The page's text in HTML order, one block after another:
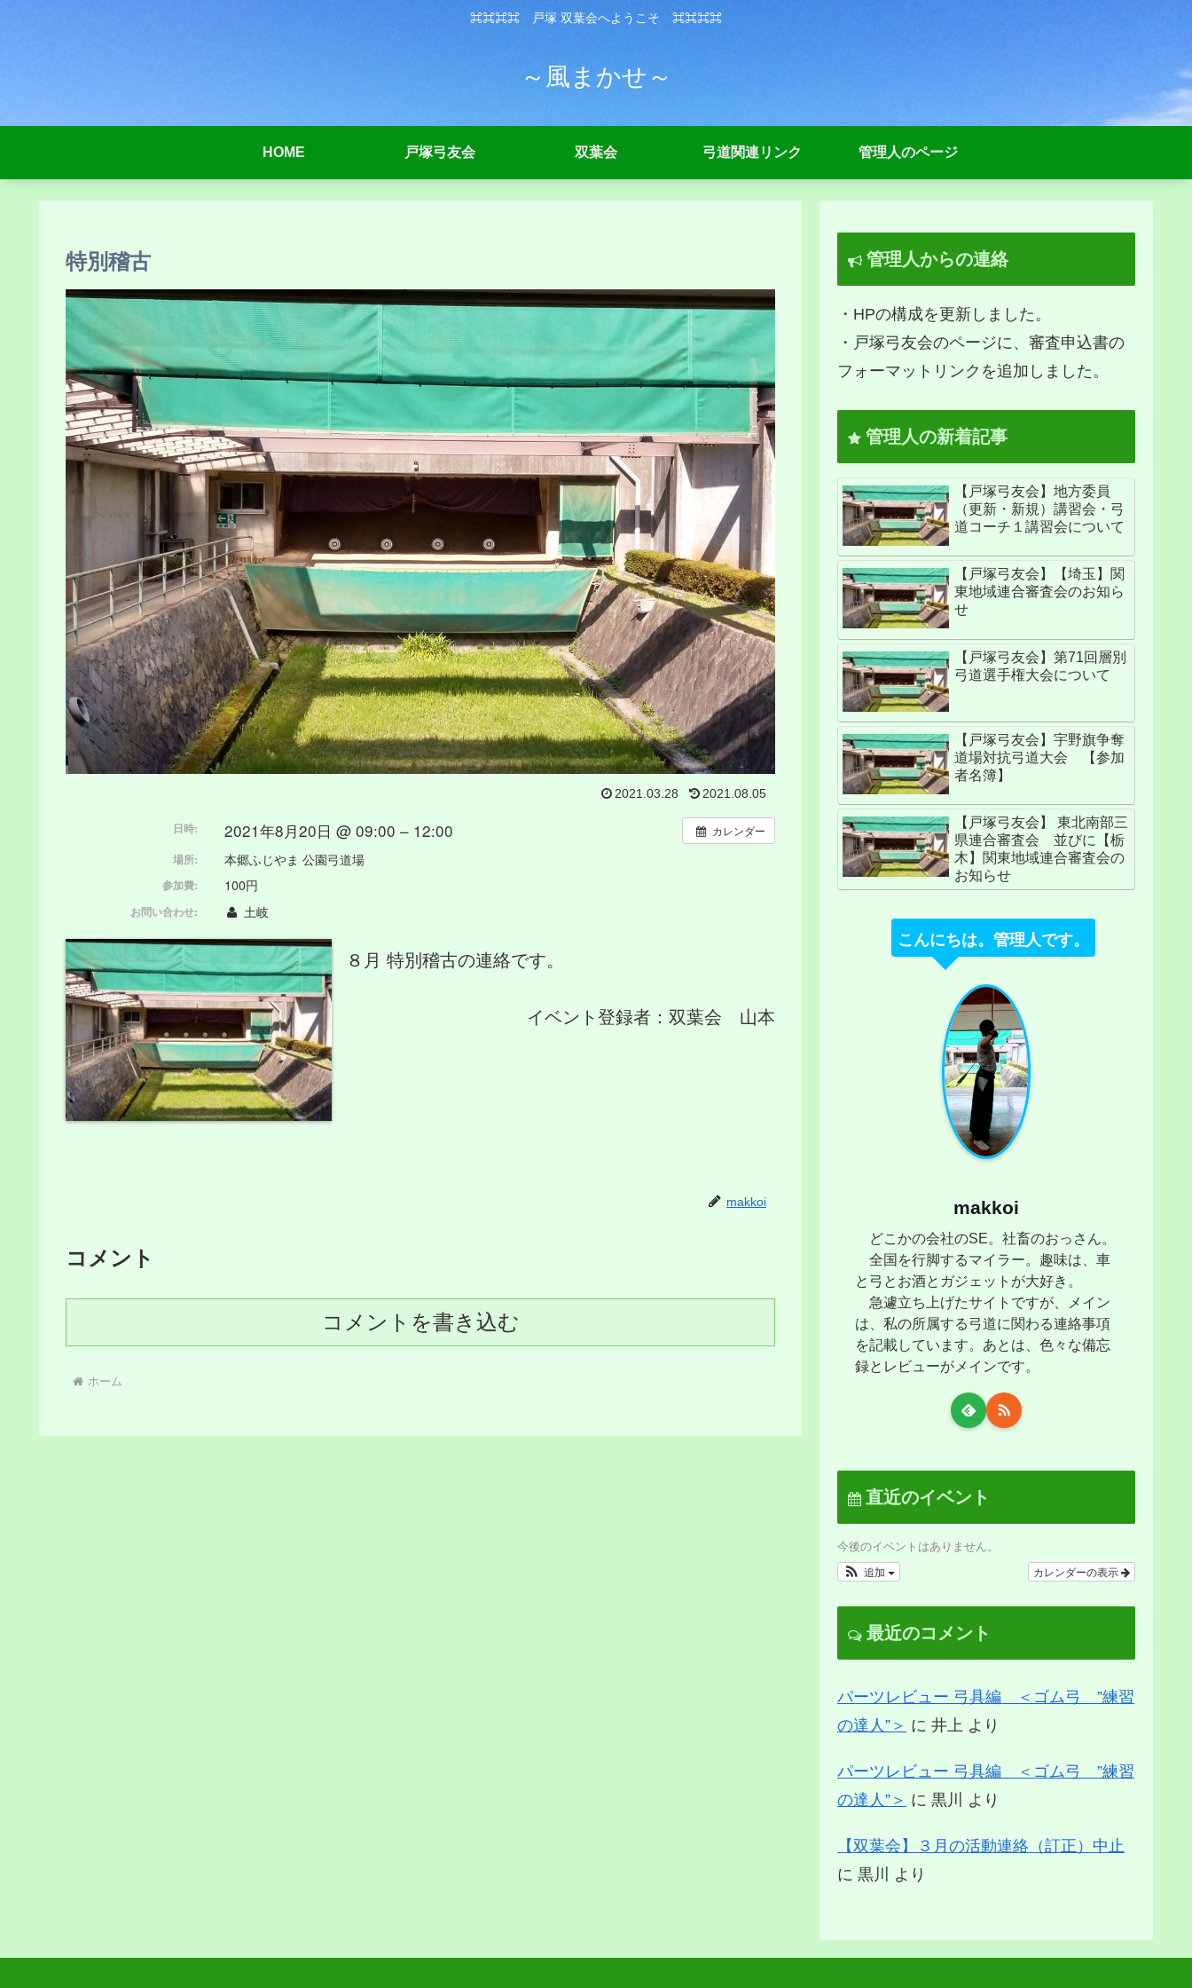
⌘⌘⌘⌘ 戸塚 双葉会へようこそ ⌘⌘⌘⌘
～風まかせ～
HOME 戸塚弓友会 双葉会 弓道関連リンク 管理人のページ
特別稽古
2021.03.28 2021.08.05
カレンダー
日時: 2021年8月20日 @ 09:00 – 12:00
場所: 本郷ふじやま 公園弓道場
参加費: 100円
お問い合わせ: 土岐
８月 特別稽古の連絡です。
イベント登録者：双葉会 山本
makkoi
コメント
コメントを書き込む
ホーム
管理人からの連絡
・HPの構成を更新しました。
・戸塚弓友会のページに、審査申込書の
フォーマットリンクを追加しました。
管理人の新着記事
【戸塚弓友会】地方委員
（更新・新規）講習会・弓
道コーチ１講習会について
【戸塚弓友会】【埼玉】関
東地域連合審査会のお知ら
せ
【戸塚弓友会】第71回層別
弓道選手権大会について
【戸塚弓友会】宇野旗争奪
道場対抗弓道大会 【参加
者名簿】
【戸塚弓友会】 東北南部三
県連合審査会 並びに【栃
木】関東地域連合審査会の
お知らせ
こんにちは。管理人です。
makkoi
どこかの会社のSE。社畜のおっさん。
全国を行脚するマイラー。趣味は、車
と弓とお酒とガジェットが大好き。
急遽立ち上げたサイトですが、メイン
は、私の所属する弓道に関わる連絡事項
を記載しています。あとは、色々な備忘
録とレビューがメインです。
直近のイベント
今後のイベントはありません。
カレンダーの表示
追加
最近のコメント
パーツレビュー 弓具編 ＜ゴム弓 ”練習
の達人”＞ に 井上 より
パーツレビュー 弓具編 ＜ゴム弓 ”練習
の達人”＞ に 黒川 より
【双葉会】３月の活動連絡（訂正）中止
に 黒川 より